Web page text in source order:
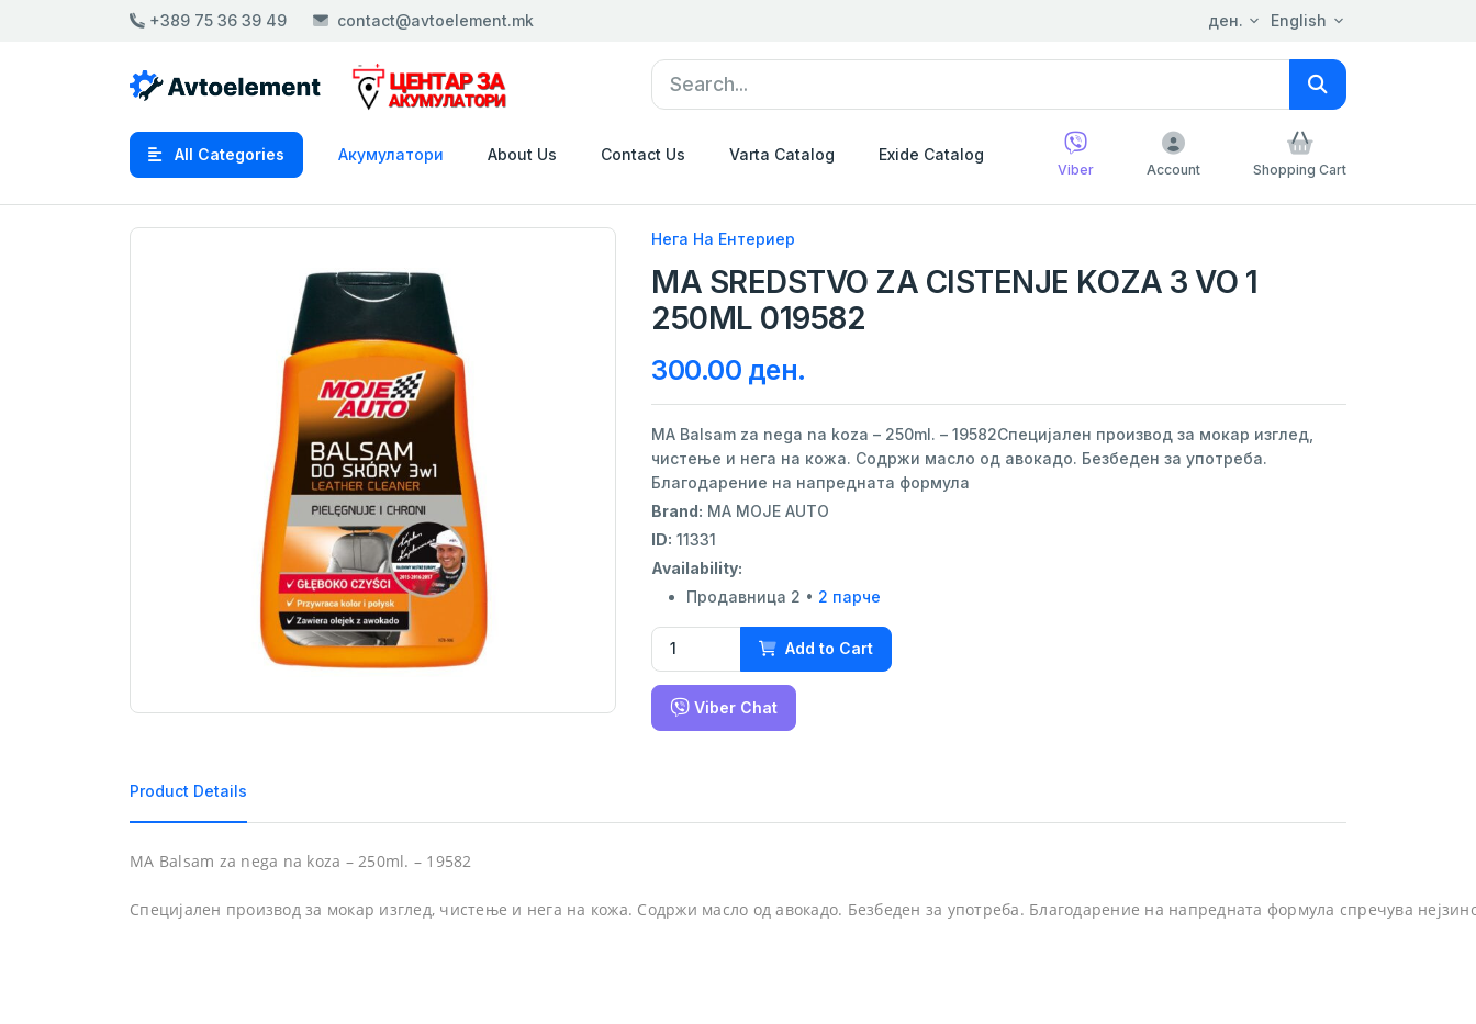
+389 75 36 39 49 contact@avtoelement.mk ден. English
All Categories Акумулатори About Us Contact Us Varta Catalog Exide Catalog
Viber Account Shopping Cart
Нега На Ентериер
MA SREDSTVO ZA CISTENJE KOZA 3 VO 1
250ML 019582
300.00 ден.
MA Balsam za nega na koza – 250ml. – 19582Специјален производ за мокар изглед,
чистење и нега на кожа. Содржи масло од авокадо. Безбеден за употреба.
Благодарение на напредната формула
Brand: MA MOJE AUTO
ID: 11331
Availability:
Продавница 2 • 2 парче
Add to Cart
Viber Chat
Product Details
MA Balsam za nega na koza – 250ml. – 19582
Специјален производ за мокар изглед, чистење и нега на кожа. Содржи масло од авокадо. Безбеден за употреба. Благодарение на напредната формула спречува